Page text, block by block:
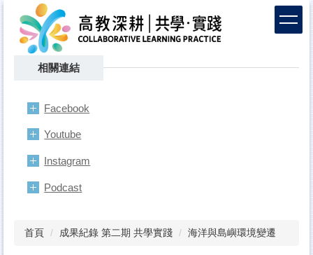
相關連結
Facebook
Youtube
Instagram
Podcast
首頁 成果紀錄 第二期 共學實踐 海洋與島嶼環境變遷